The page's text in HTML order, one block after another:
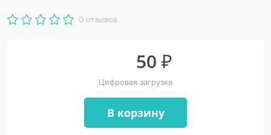
0 отзывов
50 ₽
Цифровая загрузка
В корзину